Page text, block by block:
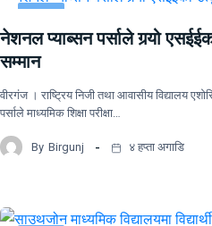
नेशनल प्याब्सन पर्साले गर्‍यो
सम्मान
वीरगंज । राष्ट्रिय निजी तथा आवासीय विद्यालय
पर्साले माध्यमिक शिक्षा परीक्षा…
By Birgunj ४ हप्ता अगाडि